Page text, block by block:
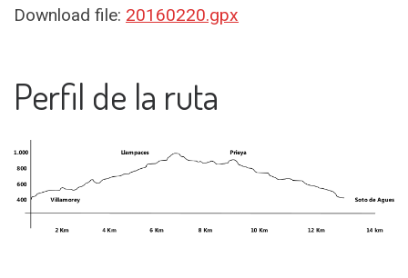
Download file: 20160220.gpx
Perfil de la ruta